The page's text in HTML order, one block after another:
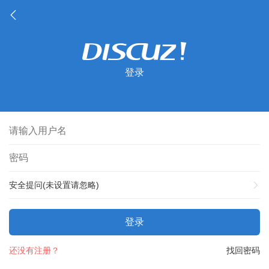
登录
安全提问(未设置请忽略)
登录
找回密码
还没有注册？